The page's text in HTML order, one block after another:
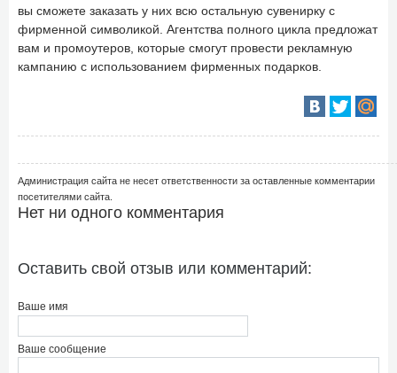
вы сможете заказать у них всю остальную сувенирку с
фирменной символикой. Агентства полного цикла предложат
вам и промоутеров, которые смогут провести рекламную
кампанию с использованием фирменных подарков.
Администрация сайта не несет ответственности за оставленные комментарии
посетителями сайта.
Нет ни одного комментария
Оставить свой отзыв или комментарий:
Ваше имя
Ваше сообщение